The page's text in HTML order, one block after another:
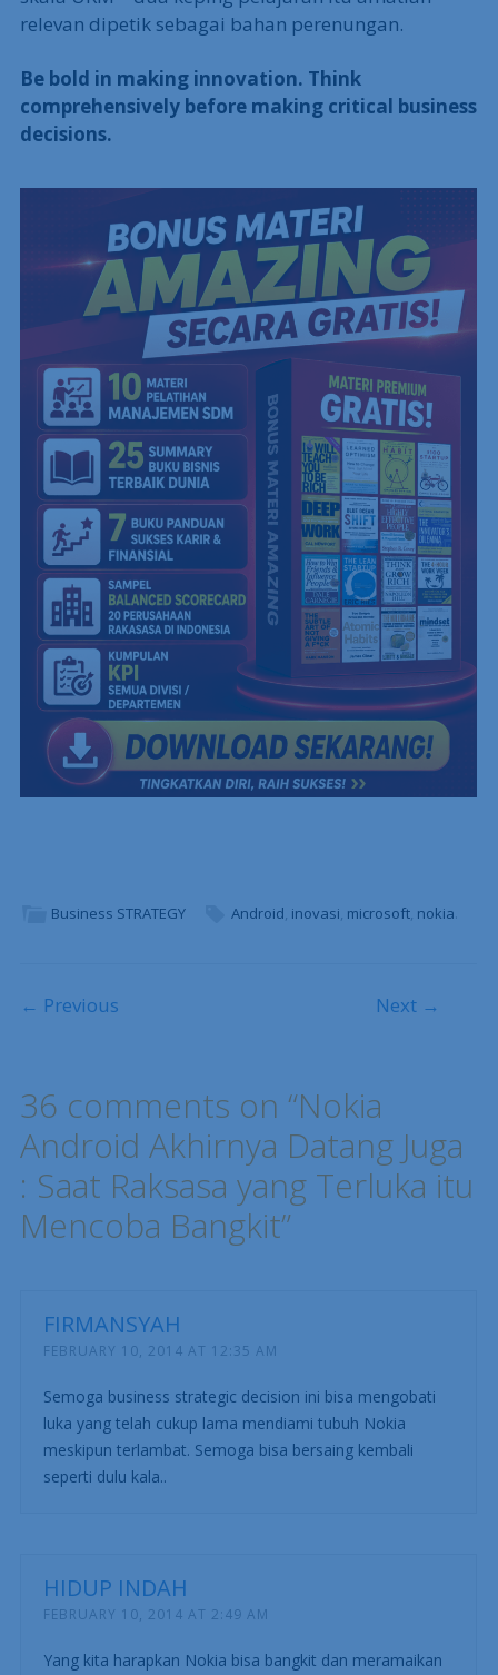
relevan dipetik sebagai bahan perenungan.
Be bold in making innovation. Think
comprehensively before making critical business
decisions.
Business STRATEGY Android, inovasi, microsoft, nokia.
Post navigation
← Previous Next →
36 comments on “Nokia
Android Akhirnya Datang Juga
: Saat Raksasa yang Terluka itu
Mencoba Bangkit”
FIRMANSYAH
FEBRUARY 10, 2014 AT 12:35 AM
Semoga business strategic decision ini bisa mengobati
luka yang telah cukup lama mendiami tubuh Nokia
meskipun terlambat. Semoga bisa bersaing kembali
seperti dulu kala..
HIDUP INDAH
FEBRUARY 10, 2014 AT 2:49 AM
Yang kita harapkan Nokia bisa bangkit dan meramaikan